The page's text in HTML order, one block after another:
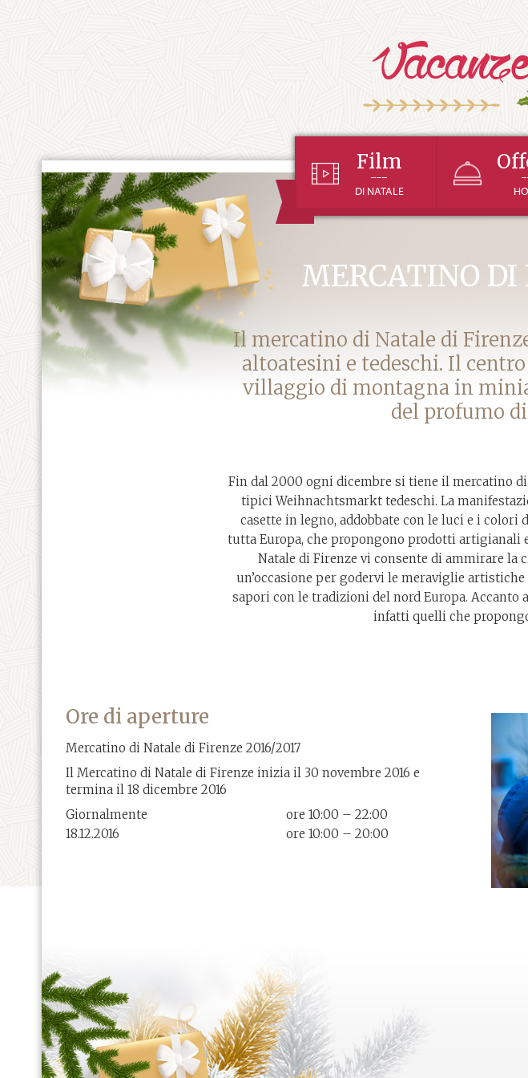
Film
---
DI NATALE
MERCATINO
Il mercatino di Natale di
altoatesini e tedeschi. Il
villaggio di montagna in
del profumo
Fin dal 2000 ogni dicembre si tiene il mercatino
tipici Weihnachtsmarkt tedeschi. La
casette in legno, addobbate con le luci e i
tutta Europa, che propongono prodotti
Natale di Firenze vi consente di ammirare la
un’occasione per godervi le meraviglie
sapori con le tradizioni del nord Europa.
infatti quelli che
Ore di aperture
Mercatino di Natale di Firenze 2016/2017
Il Mercatino di Natale di Firenze inizia il 30 novembre 2016 e
termina il 18 dicembre 2016
Giornalmente
ore 10:00 – 22:00
18.12.2016
ore 10:00 – 20:00